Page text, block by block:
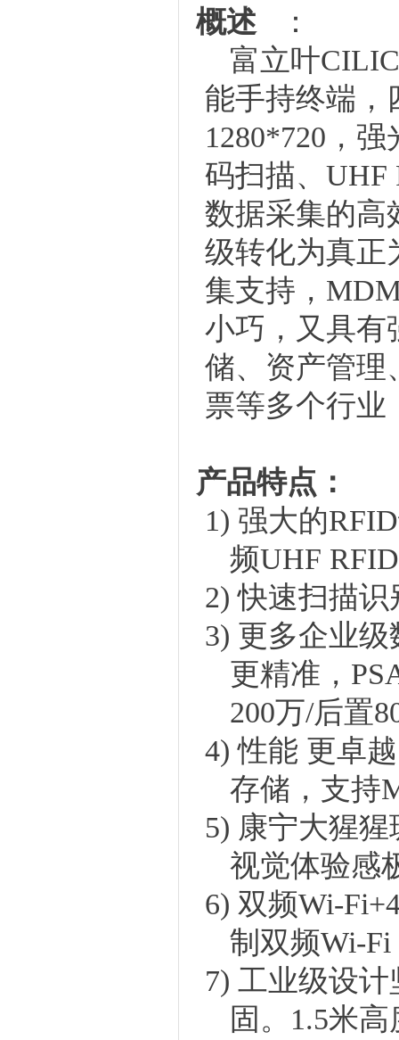
概述
：
富立叶
能手持终端，
1280*720，
码扫描、UHF
数据采集的高
级转化为真正
集支持，
小巧，又具有
储、资产管理
票等多个行业
产品特点：
1) 强大的
频UHF RFID
2) 快速扫描识
3) 更多企业
更精准 ，
200万/后置
4) 性能 更卓越
存储，支持
5) 康宁大猩
视觉体验感
6) 双频Wi-
制双频Wi-Fi
7) 工业级设计
固。 1.5米